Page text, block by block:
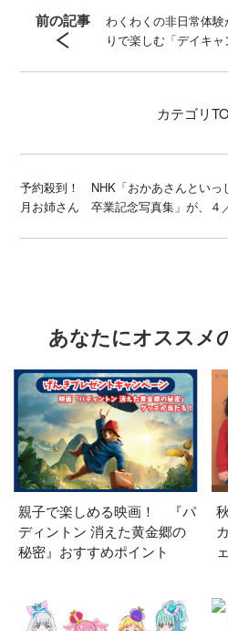
前の記事
わくわくの非日常体
りで楽しむ「デイキ
カテゴリ
予約殺到！ NHK「おかあさんといっ
月お姉さん 卒業記念写真集」が、４
あなたにオススメ
親子で楽しめる映画！ 『パ
ディントン 消えた黄金郷の
秘密』おすすめポイント